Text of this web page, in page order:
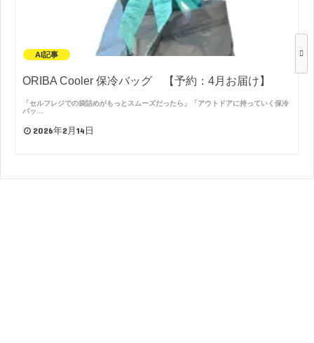
AI記事
ORIBA Cooler 保冷バッグ 【予約：4月お届け】
「セルフレジでの袋詰めがもっとスムーズだったら」「アウトドアに持っていく保冷
バッ…
2026年2月14日